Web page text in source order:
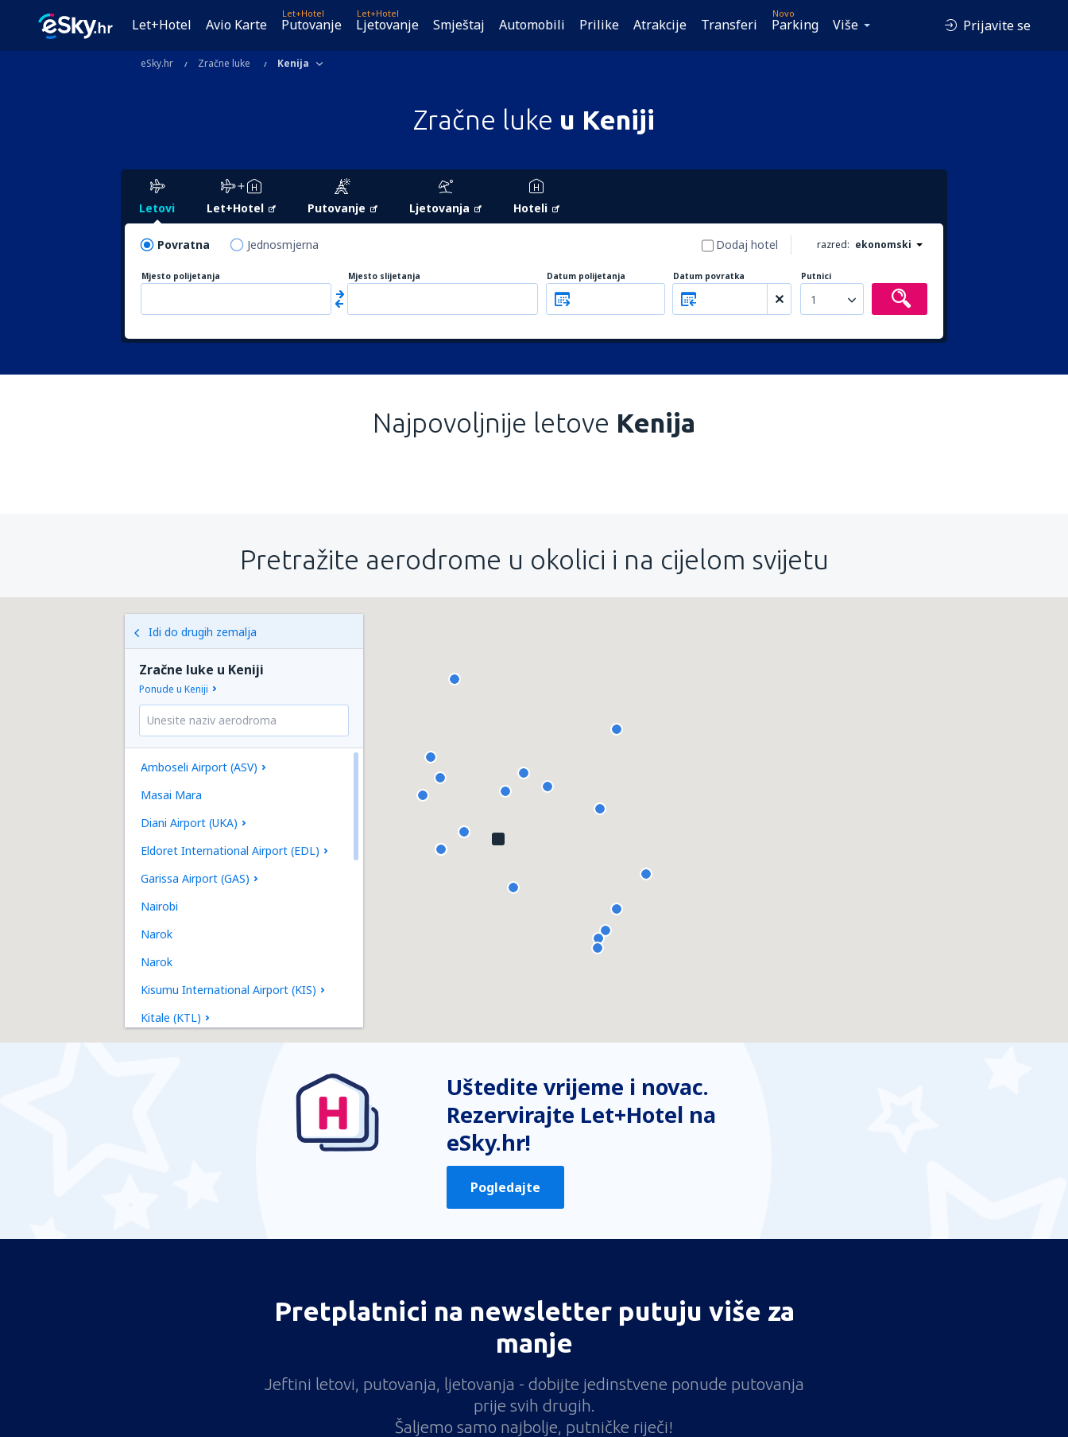
Let+Hotel Avio Karte
Let+Hotel
Putovanje
Let+Hotel
Ljetovanje Smještaj Automobili Prilike Atrakcije Transferi
Novo
Parking Više Prijavite se
eSky.hr Zračne luke Kenija
Zračne luke u Keniji
Letovi Let+Hotel Putovanje Ljetovanja Hoteli
Povratna Jednosmjerna razred: ekonomski
Dodaj hotel
Mjesto polijetanja Mjesto slijetanja Datum polijetanja Datum povratka Putnici
1
Najpovoljnije letove Kenija
Pretražite aerodrome u okolici i na cijelom svijetu
Idi do drugih zemalja
Zračne luke u Keniji
Ponude u Keniji
Amboseli Airport (ASV)
Masai Mara
Diani Airport (UKA)
Eldoret International Airport (EDL)
Garissa Airport (GAS)
Nairobi
Narok
Narok
Kisumu International Airport (KIS)
Kitale (KTL)
Lodwar Airport (LOK)
Masai Mara
Uštedite vrijeme i novac.
Rezervirajte Let+Hotel na
eSky.hr!
Pogledajte
Pretplatnici na newsletter putuju više za
manje
Jeftini letovi, putovanja, ljetovanja - dobijte jedinstvene ponude putovanja
prije svih drugih.
Šaljemo samo najbolje, putničke riječi!